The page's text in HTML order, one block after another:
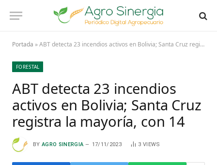
Portada »ABT detecta 23 incendios activos en Bolivia; Santa Cruz registra la mayoría, con 14
FORESTAL
ABT detecta 23 incendios
activos en Bolivia; Santa Cruz
registra la mayoría, con 14
BY AGRO SINERGIA 17/11/2023 3 VIEWS